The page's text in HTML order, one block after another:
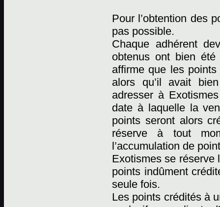
Pour l’obtention des
pas possible.
Chaque adhérent
obtenus ont bien
affirme que les
alors qu’il avait
adresser à
date à laquelle la
points seront alors
réserve à tout
l’accumulation de
Exotismes se réserve
points indûment
seule fois.
Les points crédités à